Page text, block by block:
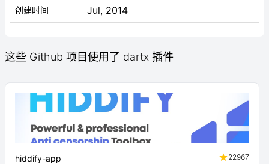
创建时间 Jul, 2014
这些 Github 项目使用了 dartx 插件
hiddify-app
22967